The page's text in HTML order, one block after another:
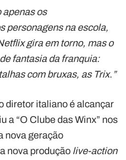
apenas os
personagens na escola,
gira em torno, mas o
fantasia da franquia:
com bruxas, as Trix.”
diretor italiano é alcançar
a “O Clube das Winx” nos
nova geração
nova produção live-action